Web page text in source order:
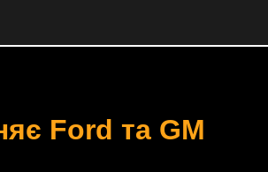
Ford та GM